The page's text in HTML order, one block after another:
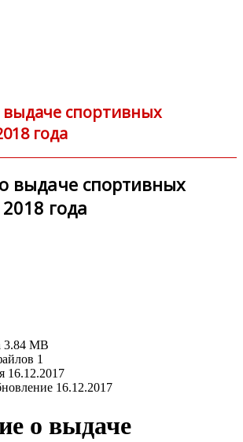
спортивных
года
выдаче спортивных
года
3.84 MB
1
16.12.2017
16.12.2017
о выдаче